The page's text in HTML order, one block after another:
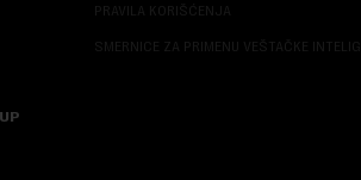
PRAVILA KORIŠĆENJA
SMERNICE ZA PRIMENU VEŠTAČKE